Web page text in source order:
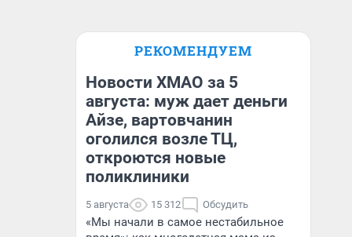
РЕКОМЕНДУЕМ
Новости ХМАО за 5
августа: муж дает деньги
Айзе, вартовчанин
оголился возле ТЦ,
откроются новые
поликлиники
5 августа 15 312 Обсудить
«Мы начали в самое нестабильное